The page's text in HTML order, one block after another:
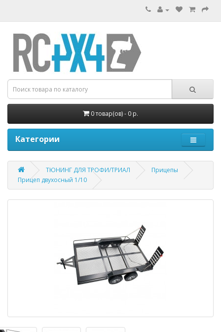
0 товар(ов) - 0 р.
Категории
ТЮНИНГ ДЛЯ ТРОФИ/ТРИАЛ
Прицепы
Прицеп двухосный 1/10